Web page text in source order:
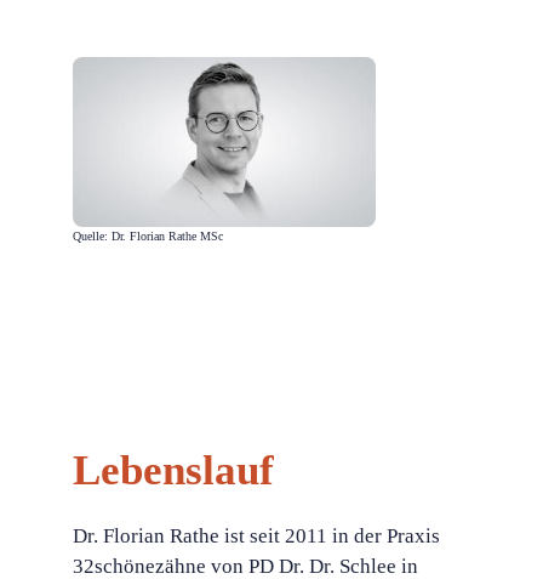
Quelle: Dr. Florian Rathe MSc
Lebenslauf
Dr. Florian Rathe ist seit 2011 in der Praxis
32schönezähne von PD Dr. Dr. Schlee in